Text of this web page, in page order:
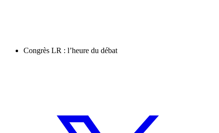
Congrès LR : l’heure du débat